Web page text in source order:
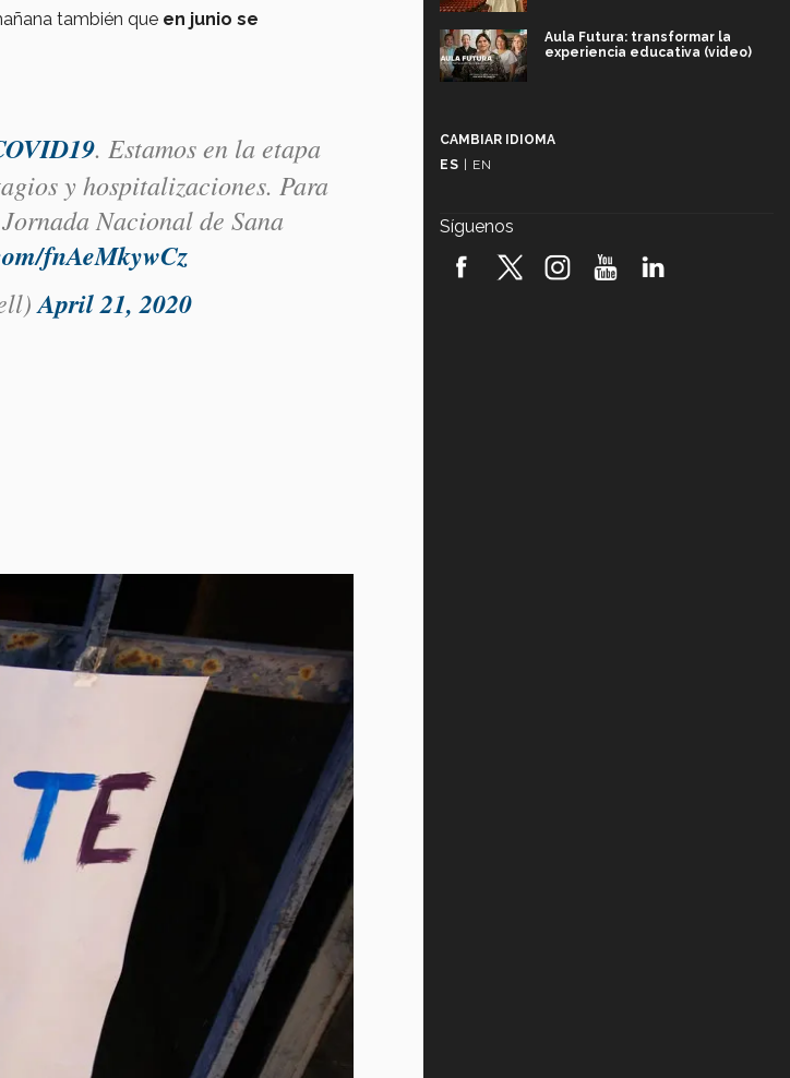
también que en junio se
. Estamos en la etapa
y hospitalizaciones. Para
Nacional de Sana
fnAeMkywCz
April 21, 2020
Aula Futura: transformar la
experiencia educativa (video)
robótica FIRST 2026! (video)
CAMBIAR IDIOMA
ES | EN
Síguenos